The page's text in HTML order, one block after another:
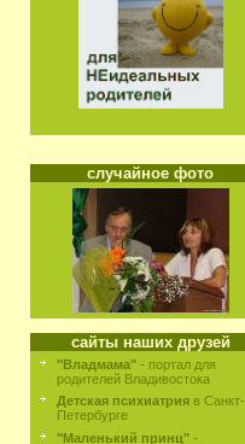
случайное фото
сайты наших друзей
"Владмама" - портал для
родителей Владивостока
Детская психиатрия в Санкт-
Петербурге
"Маленький принц" -